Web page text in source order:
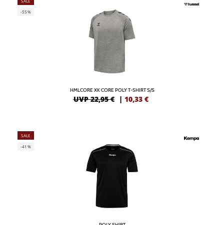
-55%
HMLCORE XK CORE POLY T-SHIRT S/S
UVP 22,95 € | 10,33 €
SALE
-41%